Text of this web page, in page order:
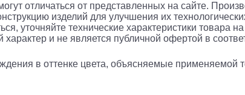
отличаться от представленных на сайте.
изделий для улучшения их
уточняйте технические характеристики товара
и не является публичной офертой в
в оттенке цвета, объясняемые применяемой